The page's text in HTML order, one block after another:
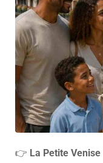
👉 La Petite Venise